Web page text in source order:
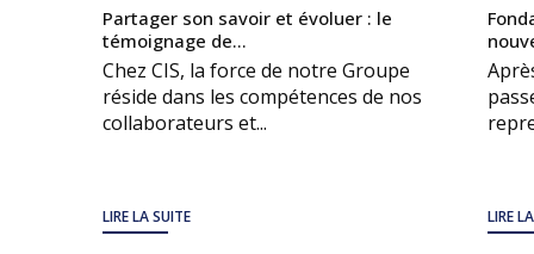
Partager son savoir et évoluer : le
témoignage de...
Chez CIS, la force de notre Groupe
réside dans les compétences de nos
collaborateurs et...
LIRE LA SUITE LIRE